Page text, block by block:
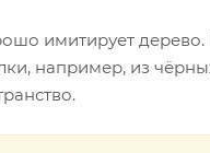
имитирует
например, из